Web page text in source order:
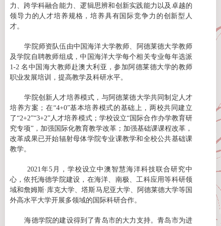
力、跨学科融合能力、逻辑思辨和创新实践能力以及卓越的
领导力的人才培养规格，培养具有国际竞争力的创新型人
才。
学院师资队伍由中国海洋大学教师、阿德莱德大学教师
及学院自聘教师组成，中国海洋大学每个相关专业每年选派
1-2名中国海大教师赴澳大利亚，参加阿德莱德大学的教师
职业发展培训，提高教学及科研水平。
学院创新人才培养模式，与阿德莱德大学共同制定人才
培养方案；在“4+0”基本培养模式的基础上，两校共同建立
了“2+2”“3+2”人才培养模式；学校设立“ 国际合作办学教育研
究专项” ，加强国际化教育教学改革；加强基础课课程改革，
改革成果已开始辐射母体学院专业课教学和全校公共基础课
教学。
2021年5月，学校设立中澳智慧海洋科技联合研究中
心，依托海德学院建设，在海洋、 南极、工科应用等科研领
域和詹姆斯· 库克大学、塔斯马尼亚大学、
阿德莱德大学等国
外高水平大学开展多领域的国际科研合作。
海德学院的建设得到了青岛市的大力支持。青岛市为进